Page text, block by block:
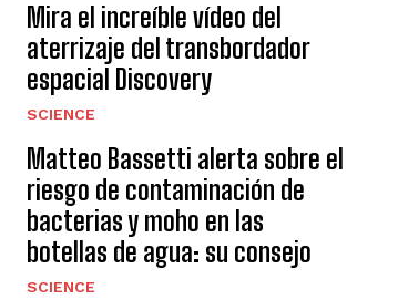
Mira el increíble vídeo del
aterrizaje del transbordador
espacial Discovery
SCIENCE
Matteo Bassetti alerta sobre el
riesgo de contaminación de
bacterias y moho en las
botellas de agua: su consejo
SCIENCE